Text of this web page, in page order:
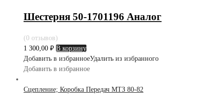
Шестерня 50-1701196 Аналог
(0 отзывов)
1 300,00 ₽ В корзину
Добавить в избранноеУдалить из избранного
Добавить в избранное
Сцепление; Коробка Передач МТЗ 80-82